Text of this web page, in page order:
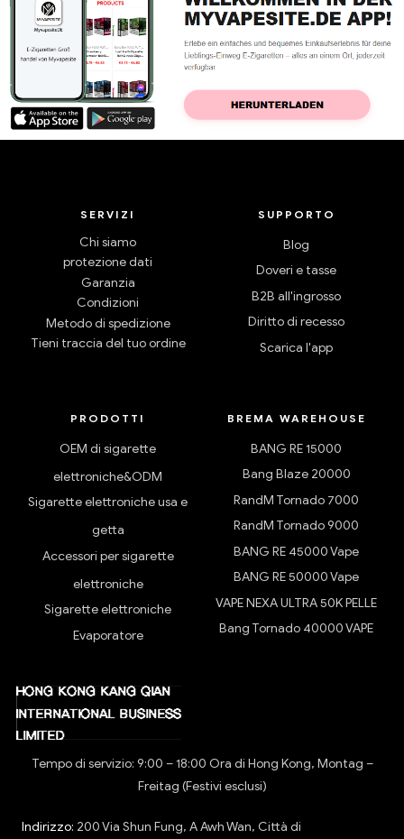
SERVIZI
Chi siamo
protezione dati
Garanzia
Condizioni
Metodo di spedizione
Tieni traccia del tuo ordine
SUPPORTO
Blog
Doveri e tasse
B2B all'ingrosso
Diritto di recesso
Scarica l'app
PRODOTTI
OEM di sigarette
elettroniche&ODM
Sigarette elettroniche usa e
getta
Accessori per sigarette
elettroniche
Sigarette elettroniche
Evaporatore
BREMA WAREHOUSE
BANG RE 15000
Bang Blaze 20000
RandM Tornado 7000
RandM Tornado 9000
BANG RE 45000 Vape
BANG RE 50000 Vape
VAPE NEXA ULTRA 50K PELLE
Bang Tornado 40000 VAPE
Tempo di servizio: 9:00 – 18:00 Ora di Hong Kong, Montag –
Freitag (Festivi esclusi)
Indirizzo: 200 Via Shun Fung, A Awh Wan, Città di